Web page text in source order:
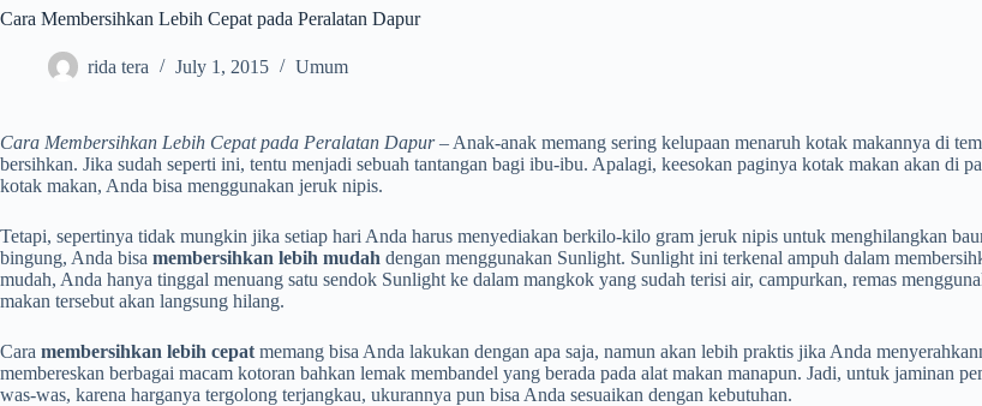
Cara Membersihkan Lebih Cepat pada Peralatan Dapur
rida tera July 1, 2015 Umum
Cara Membersihkan Lebih Cepat pada Peralatan Dapur– Anak-anak memang sering kelupaan menaruh kotak makannya di
bersihkan. Jika sudah seperti ini, tentu menjadi sebuah tantangan bagi ibu-ibu. Apalagi, keesokan paginya kotak makan akan di
kotak makan, Anda bisa menggunakan jeruk nipis.
Tetapi, sepertinya tidak mungkin jika setiap hari Anda harus menyediakan berkilo-kilo gram jeruk nipis untuk menghilangkan
bingung, Anda bisa membersihkan lebih mudah dengan menggunakan Sunlight. Sunlight ini terkenal ampuh dalam
mudah, Anda hanya tinggal menuang satu sendok Sunlight ke dalam mangkok yang sudah terisi air, campurkan, remas
makan tersebut akan langsung hilang.
Cara membersihkan lebih cepat memang bisa Anda lakukan dengan apa saja, namun akan lebih praktis jika Anda
membereskan berbagai macam kotoran bahkan lemak membandel yang berada pada alat makan manapun. Jadi, untuk jaminan
was-was, karena harganya tergolong terjangkau, ukurannya pun bisa Anda sesuaikan dengan kebutuhan.